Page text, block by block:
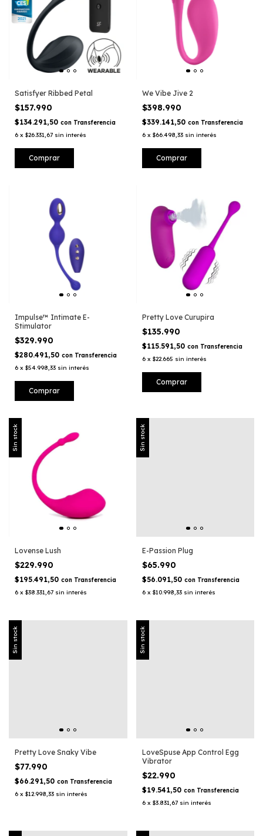
Satisfyer Ribbed Petal
$157.990
$134.291,50 con Transferencia
6 x $26.331,67 sin interés
We Vibe Jive 2
$398.990
$339.141,50 con Transferencia
6 x $66.498,33 sin interés
Impulse™ Intimate E-
Stimulator
$329.990
$280.491,50 con Transferencia
6 x $54.998,33 sin interés
Pretty Love Curupira
$135.990
$115.591,50 con Transferencia
6 x $22.665 sin interés
Sin stock
Lovense Lush
$229.990
$195.491,50 con Transferencia
6 x $38.331,67 sin interés
Sin stock
E-Passion Plug
$65.990
$56.091,50 con Transferencia
6 x $10.998,33 sin interés
Sin stock
Pretty Love Snaky Vibe
$77.990
$66.291,50 con Transferencia
6 x $12.998,33 sin interés
Sin stock
LoveSpuse App Control Egg
Vibrator
$22.990
$19.541,50 con Transferencia
6 x $3.831,67 sin interés